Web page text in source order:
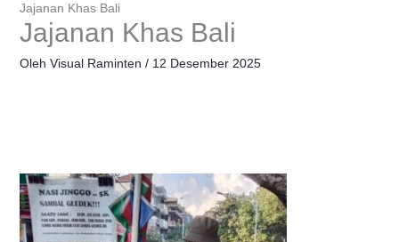
Jajanan Khas Bali
Jajanan Khas Bali
Oleh Visual Raminten / 12 Desember 2025